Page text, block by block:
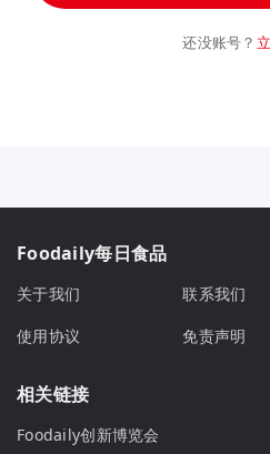
还没账号？
Foodaily每日食品
关于我们 联系我们
使用协议
免责声明
相关链接
Foodaily创新博览会